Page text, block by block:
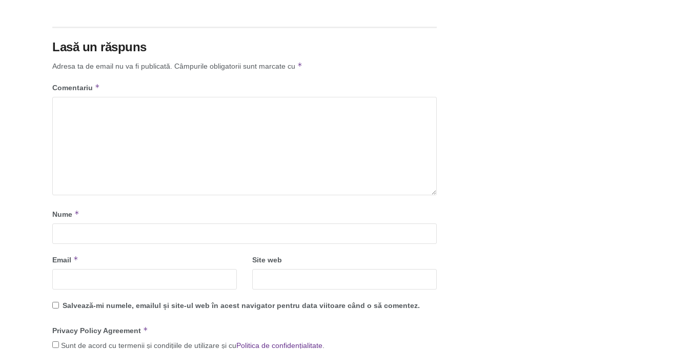
Lasă un răspuns
Adresa ta de email nu va fi publicată. Câmpurile obligatorii sunt marcate cu *
Comentariu *
Nume *
Email * Site web
Salvează-mi numele, emailul și site-ul web în acest navigator pentru data viitoare când o să comentez.
Privacy Policy Agreement *
Sunt de acord cu termenii și condițiile de utilizare și cuPolitica de confidențialitate